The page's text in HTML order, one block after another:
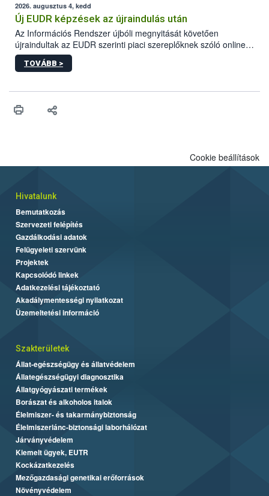
higiéniai szabályok betartása, a megfelelő hőkezelés, valamint a
maradékok szakszerű tárolása. A Nemzeti Élelmiszerlánc-
biztonsági Hivatal (Nébih) Oktatási Programja összegyűjtötte a
biztonságos grillezés legfontosabb tudnivalóit.
2026. augusztus 4, kedd
Új EUDR képzések az újraindulás után
Az Információs Rendszer újbóli megnyitását követően
újraindultak az EUDR szerinti piaci szereplőknek szóló online
képzések.
TOVÁBB >
Cookie beállítások
Hivatalunk
Bemutatkozás
Szervezeti felépítés
Gazdálkodási adatok
Felügyeleti szervünk
Projektek
Kapcsolódó linkek
Adatkezelési tájékoztató
Akadálymentességi nyilatkozat
Üzemeltetési információ
Szakterületek
Állat-egészségügy és állatvédelem
Állategészségügyi diagnosztika
Állatgyógyászati termékek
Borászat és alkoholos italok
Élelmiszer- és takarmánybiztonság
Élelmiszerlánc-biztonsági laborhálózat
Járványvédelem
Kiemelt ügyek, EUTR
Kockázatkezelés
Mezőgazdasági genetikai erőforrások
Növényvédelem